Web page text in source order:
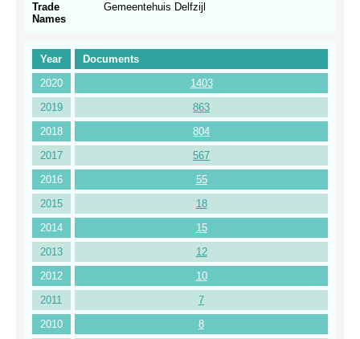
Year
Documents
2020
1403
2019
863
2018
804
2017
567
2016
55
2015
18
2014
15
2013
12
2012
10
2011
7
2010
8
Trade
Names
Gemeentehuis Delfzijl